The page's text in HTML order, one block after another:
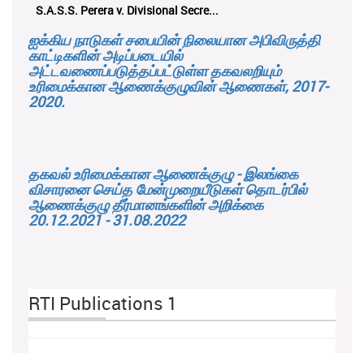
K.M.D.S.K. Kulatunga v. Udunuwara P...
ஐக்கிய நாடுகள் சபையின் நிலையான அபிவிருத்தி
காட்டிகளின் அடிப்படையில்
அட்டவணைப்படுத்தப்பட்டுள்ள தகவலறியும்
உரிமைக்கான ஆணைக்குழுவின் ஆணைகள், 2017-
2020.
தகவல் உரிமைக்கான ஆணைக்குழு - இலங்கை
விசாரனை செய்த மேன்முறையீடுகள் தொடர்பில்
ஆணைக்குழு தீர்மானங்களின் அறிக்கை
20.12.2021 - 31.08.2022
RTI Publications 1